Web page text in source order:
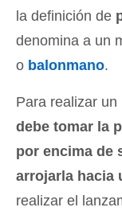
la definición de
denomina a un
o balonmano.
Para realizar
debe tomar la
por encima de
arrojarla hacia
realizar el